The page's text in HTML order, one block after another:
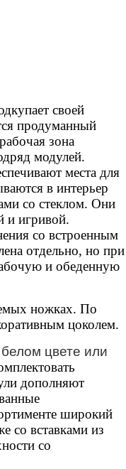
своей
продуманный
зона
модулей.
места для
в интерьер
со стеклом. Они
и игривой.
со встроенным
отдельно, но при
и обеденную
ножках. По
цоколем.
цвете или
дополняют
широкий
со вставками из
со